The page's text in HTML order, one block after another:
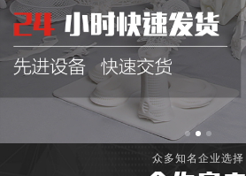
众多知名企业选择